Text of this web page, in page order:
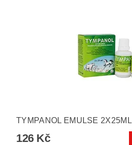
TYMPANOL EMULSE 2X25ML
126 Kč